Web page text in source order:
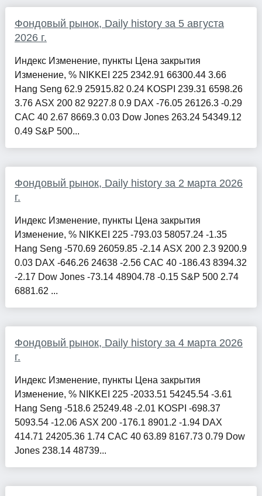
Фондовый рынок, Daily history за 5 августа
2026 г.
Индекс Изменение, пункты Цена закрытия
Изменение, % NIKKEI 225 2342.91 66300.44 3.66
Hang Seng 62.9 25915.82 0.24 KOSPI 239.31 6598.26
3.76 ASX 200 82 9227.8 0.9 DAX -76.05 26126.3 -0.29
CAC 40 2.67 8669.3 0.03 Dow Jones 263.24 54349.12
0.49 S&P 500...
Фондовый рынок, Daily history за 2 марта 2026
г.
Индекс Изменение, пункты Цена закрытия
Изменение, % NIKKEI 225 -793.03 58057.24 -1.35
Hang Seng -570.69 26059.85 -2.14 ASX 200 2.3 9200.9
0.03 DAX -646.26 24638 -2.56 CAC 40 -186.43 8394.32
-2.17 Dow Jones -73.14 48904.78 -0.15 S&P 500 2.74
6881.62 ...
Фондовый рынок, Daily history за 4 марта 2026
г.
Индекс Изменение, пункты Цена закрытия
Изменение, % NIKKEI 225 -2033.51 54245.54 -3.61
Hang Seng -518.6 25249.48 -2.01 KOSPI -698.37
5093.54 -12.06 ASX 200 -176.1 8901.2 -1.94 DAX
414.71 24205.36 1.74 CAC 40 63.89 8167.73 0.79 Dow
Jones 238.14 48739...